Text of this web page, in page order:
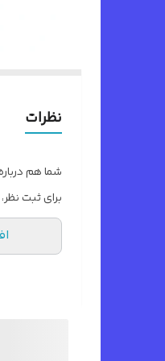
نظرات
شما هم
برای ثبت